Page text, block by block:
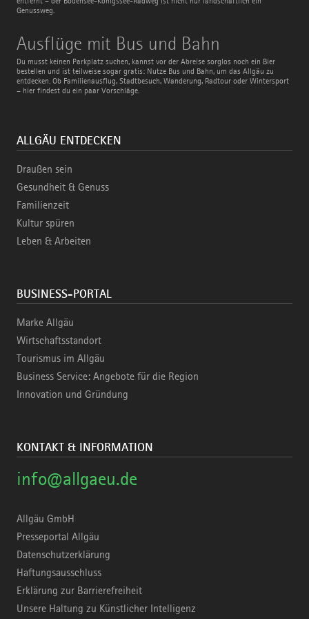
Genussweg.
Ausflüge mit Bus und Bahn
Du musst keinen Parkplatz suchen, kannst vor der Abreise sorglos noch ein Bier
bestellen und ist teilweise sogar gratis: Nutze Bus und Bahn, um das Allgäu zu
entdecken. Ob Familienausflug, Stadtbesuch, Wanderung, Radtour oder Wintersport
– hier findest du ein paar Vorschläge.
Ausflüge
mit
Bus
und
Bahn
ALLGÄU ENTDECKEN
Draußen sein
Gesundheit & Genuss
Familienzeit
Kultur spüren
Leben & Arbeiten
BUSINESS-PORTAL
Marke Allgäu
Wirtschaftsstandort
Tourismus im Allgäu
Business Service: Angebote für die Region
Innovation und Gründung
KONTAKT & INFORMATION
info@allgaeu.de
Allgäu GmbH
Presseportal Allgäu
Datenschutzerklärung
Haftungsausschluss
Erklärung zur Barrierefreiheit
Unsere Haltung zu Künstlicher Intelligenz